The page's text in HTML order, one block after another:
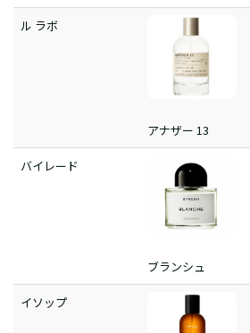
ル ラボ
アナザー 13
バイレード
ブランシュ
イソップ